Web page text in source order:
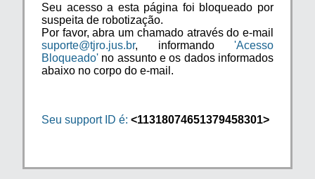
Seu acesso a esta página foi bloqueado por
suspeita de robotização.
Por favor, abra um chamado através do e-mail
suporte@tjro.jus.br, informando 'Acesso
Bloqueado' no assunto e os dados informados
abaixo no corpo do e-mail.
Seu support ID é: <11318074651379458301>